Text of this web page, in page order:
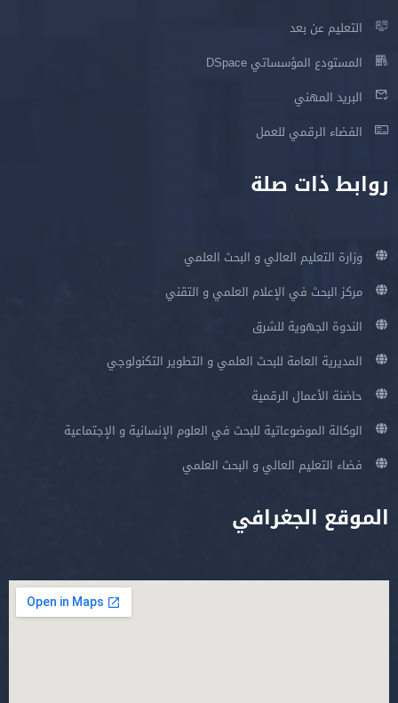
التعليم عن بعد
المستودع المؤسساتي DSpace
البريد المهني
الفضاء الرقمي للعمل
روابط ذات صلة
وزارة التعليم العالي و البحث العلمي
مركز البحث في الإعلام العلمي و التقني
الندوة الجهوية للشرق
المديرية العامة للبحث العلمي و التطوير التكنولوجي
حاضنة الأعمال الرقمية
الوكالة الموضوعاتية للبحث في العلوم الإنسانية و الإجتماعية
فضاء التعليم العالي و البحث العلمي
الموقع الجغرافي